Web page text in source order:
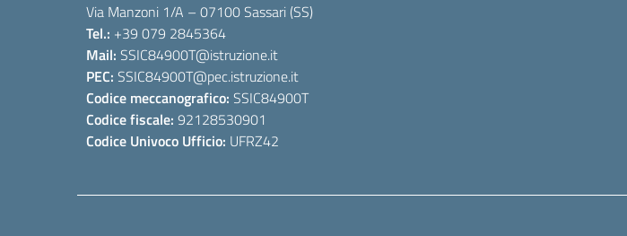
Via Manzoni 1/A – 07100 Sassari (SS)
Tel.: +39 079 2845364
Mail: SSIC84900T@istruzione.it
PEC: SSIC84900T@pec.istruzione.it
Codice meccanografico: SSIC84900T
Codice fiscale: 92128530901
Codice Univoco Ufficio: UFRZ42